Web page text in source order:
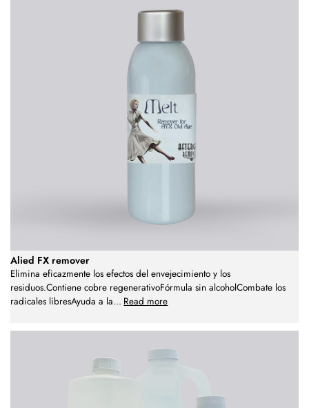
Alied FX remover
Elimina eficazmente los efectos del envejecimiento y los
residuos.Contiene cobre regenerativoFórmula sin alcoholCombate los
radicales libresAyuda a la... Read more